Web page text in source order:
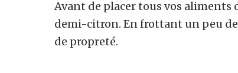
Avant de placer tous vos aliments
demi-citron. En frottant un peu
de propreté.